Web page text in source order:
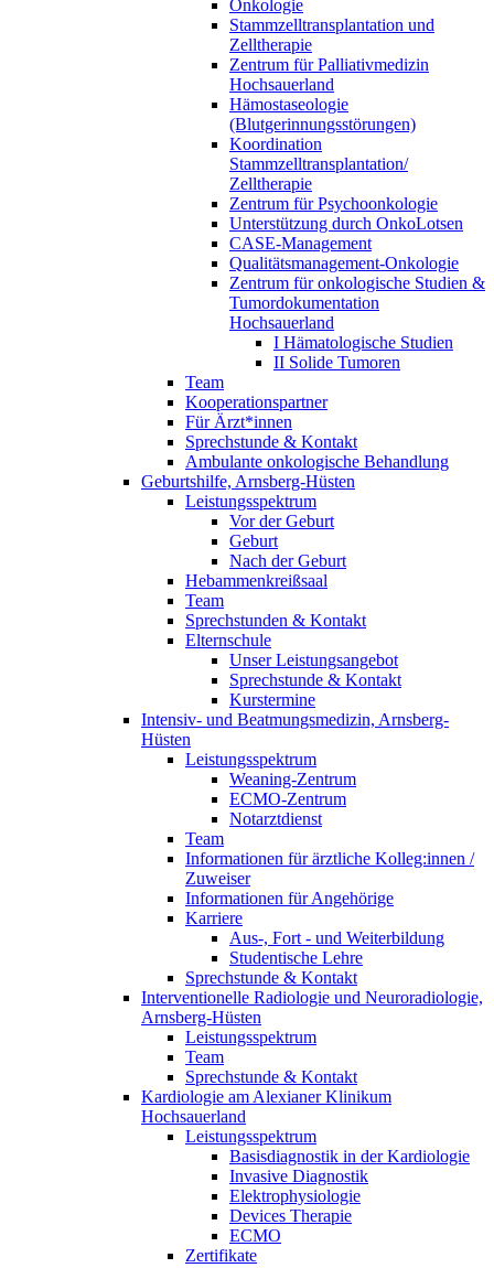
Onkologie
Stammzelltransplantation und
Zelltherapie
Zentrum für Palliativmedizin
Hochsauerland
Hämostaseologie
(Blutgerinnungsstörungen)
Koordination
Stammzelltransplantation/
Zelltherapie
Zentrum für Psychoonkologie
Unterstützung durch OnkoLotsen
CASE-Management
Qualitätsmanagement-Onkologie
Zentrum für onkologische Studien &
Tumordokumentation
Hochsauerland
I Hämatologische Studien
II Solide Tumoren
Team
Kooperationspartner
Für Ärzt*innen
Sprechstunde & Kontakt
Ambulante onkologische Behandlung
Geburtshilfe, Arnsberg-Hüsten
Leistungsspektrum
Vor der Geburt
Geburt
Nach der Geburt
Hebammenkreißsaal
Team
Sprechstunden & Kontakt
Elternschule
Unser Leistungsangebot
Sprechstunde & Kontakt
Kurstermine
Intensiv- und Beatmungsmedizin, Arnsberg-
Hüsten
Leistungsspektrum
Weaning-Zentrum
ECMO-Zentrum
Notarztdienst
Team
Informationen für ärztliche Kolleg:innen /
Zuweiser
Informationen für Angehörige
Karriere
Aus-, Fort - und Weiterbildung
Studentische Lehre
Sprechstunde & Kontakt
Interventionelle Radiologie und Neuroradiologie,
Arnsberg-Hüsten
Leistungsspektrum
Team
Sprechstunde & Kontakt
Kardiologie am Alexianer Klinikum
Hochsauerland
Leistungsspektrum
Basisdiagnostik in der Kardiologie
Invasive Diagnostik
Elektrophysiologie
Devices Therapie
ECMO
Zertifikate